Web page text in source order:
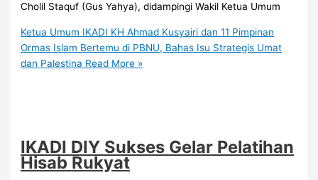
Cholil Staquf (Gus Yahya), didampingi Wakil Ketua Umum
Ketua Umum IKADI KH Ahmad Kusyairi dan 11 Pimpinan
Ormas Islam Bertemu di PBNU, Bahas Isu Strategis Umat
dan Palestina Read More »
IKADI DIY Sukses Gelar Pelatihan
Hisab Rukyat